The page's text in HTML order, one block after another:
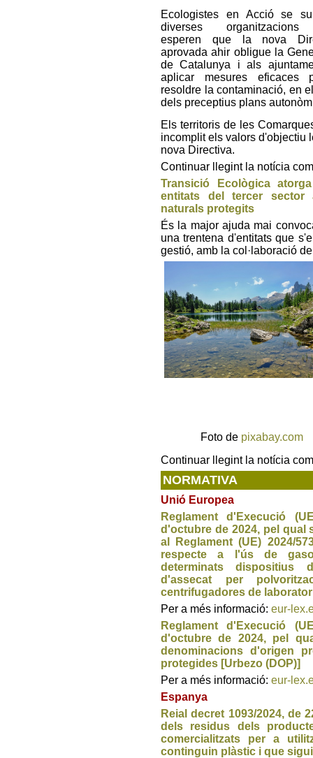
Ecologistes en Acció se
diverses
esperen que la nova
aprovada ahir obligue la
de Catalunya i als
aplicar mesures eficaces
resoldre la contaminació, en
dels preceptius plans
Els territoris de les
incomplit els valors d'objectiu
nova Directiva.
Continuar llegint la notícia
Transició Ecològica
entitats del tercer sector
naturals protegits
És la major ajuda mai
una trentena d'entitats que
gestió, amb la col·laboració
Foto de pixabay.com
Continuar llegint la notícia
NORMATIVA
Unió Europea
Reglament d'Execució
d'octubre de 2024, pel qual
al Reglament (UE) 2024/
respecte a l'ús de
determinats dispositius
d'assecat per
centrifugadores de
Per a més informació: eur-
Reglament d'Execució
d'octubre de 2024, pel
denominacions d'origen
protegides [Urbezo (DOP)]
Per a més informació: eur-
Espanya
Reial decret 1093/2024, de
dels residus dels
comercialitzats per a
continguin plàstic i que